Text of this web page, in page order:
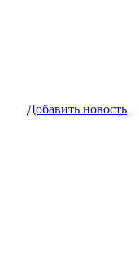
Добавить новость